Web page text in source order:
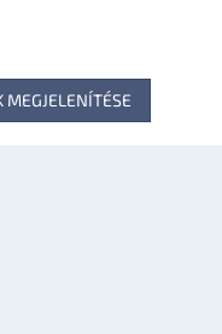
MEGJELENÍTÉSE